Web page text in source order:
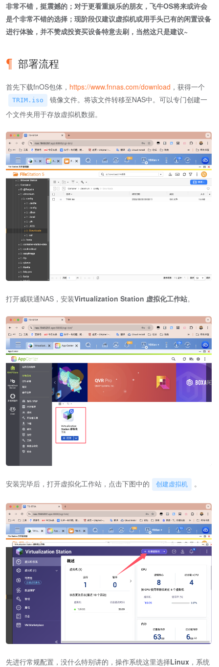
非常不错，挺震撼的；对于更看重娱乐的朋友，飞牛OS将来或许会
是个非常不错的选择；现阶段仅建议虚拟机或用手头已有的闲置设备
进行体验，并不赞成投资买设备特意去刷，当然这只是建议~
部署流程
首先下载fnOS包体， https://www.fnnas.com/download ，获得一个
TRIM.iso
镜像文件。将该文件转移至NAS中。可以专门创建一
个文件夹用于存放虚拟机数据。
打开威联通NAS，安装Virtualization Station 虚拟化工作站。
安装完毕后，打开虚拟化工作站，点击下图中的 创建虚拟机 。
先进行常规配置，没什么特别讲的，操作系统这里选择Linux ，系统